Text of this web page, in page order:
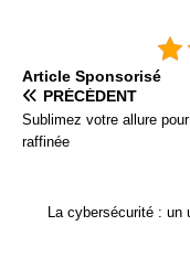
Articlе Spоnsоrisé
PRÉCÉDENT
Sublimez votre allure
raffinée
La cybersécurité : un